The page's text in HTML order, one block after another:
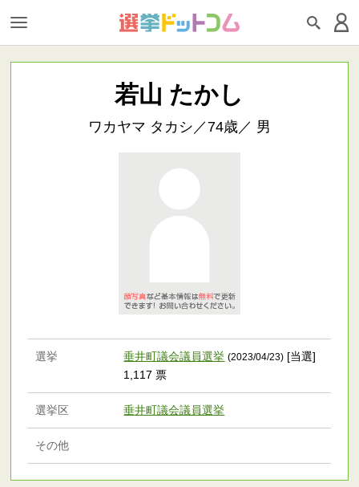
若山 たかし
ワカヤマ タカシ／74歳／ 男
選挙 垂井町議会議員選挙 (2023/04/23) [当選]
1,117 票
選挙区 垂井町議会議員選挙
その他